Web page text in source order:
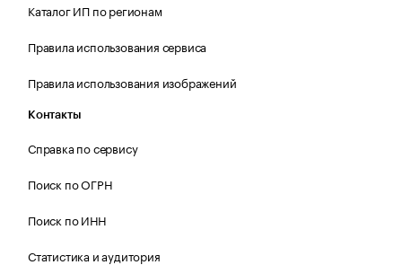
Каталог ИП по регионам
Правила использования сервиса
Правила использования изображений
Контакты
Справка по сервису
Поиск по ОГРН
Поиск по ИНН
Статистика и аудитория